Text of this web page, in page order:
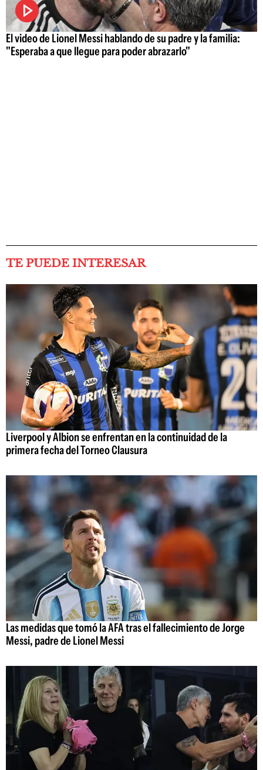
El video de Lionel Messi hablando de su padre y la familia:
"Esperaba a que llegue para poder abrazarlo"
TE PUEDE INTERESAR
Liverpool y Albion se enfrentan en la continuidad de la
primera fecha del Torneo Clausura
Las medidas que tomó la AFA tras el fallecimiento de Jorge
Messi, padre de Lionel Messi